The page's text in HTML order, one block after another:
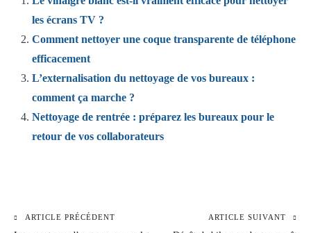
les écrans TV ?
Comment nettoyer une coque transparente de téléphone
efficacement
L’externalisation du nettoyage de vos bureaux :
comment ça marche ?
Nettoyage de rentrée : préparez les bureaux pour le
retour de vos collaborateurs
Navigation
ARTICLE PRÉCÉDENT ARTICLE SUIVANT